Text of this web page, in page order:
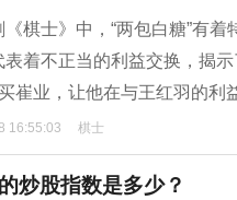
《棋士》中，“两包白糖”有
表着不正当的利益交换，揭
崔业，让他在与王红羽的利
16:55:03 棋士
炒股指数是多少？